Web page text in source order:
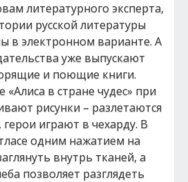
литературного эксперта,
русской литературы
в электронном варианте. А
уже выпускают
и поющие книги.
в стране чудес» при
рисунки – разлетаются
играют в чехарду. В
одним нажатием на
внутрь тканей, а
позволяет разглядеть